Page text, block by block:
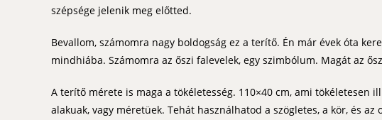
szépsége jelenik meg előtted.
Bevallom, számomra nagy boldogság ez a terítő. Én már évek óta
mindhiába. Számomra az őszi falevelek, egy szimbólum. Magát az
A terítő mérete is maga a tökéletesség. 110×40 cm, ami tökéletesen
alakuak, vagy méretüek. Tehát használhatod a szögletes, a kör, és